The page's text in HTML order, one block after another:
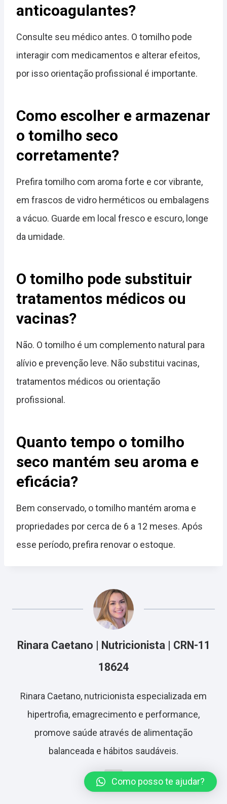
anticoagulantes?
Consulte seu médico antes. O tomilho pode
interagir com medicamentos e alterar efeitos,
por isso orientação profissional é importante.
Como escolher e armazenar
o tomilho seco
corretamente?
Prefira tomilho com aroma forte e cor vibrante,
em frascos de vidro herméticos ou embalagens
a vácuo. Guarde em local fresco e escuro, longe
da umidade.
O tomilho pode substituir
tratamentos médicos ou
vacinas?
Não. O tomilho é um complemento natural para
alívio e prevenção leve. Não substitui vacinas,
tratamentos médicos ou orientação
profissional.
Quanto tempo o tomilho
seco mantém seu aroma e
eficácia?
Bem conservado, o tomilho mantém aroma e
propriedades por cerca de 6 a 12 meses. Após
esse período, prefira renovar o estoque.
Rinara Caetano | Nutricionista | CRN-11
18624
Rinara Caetano, nutricionista especializada em
hipertrofia, emagrecimento e performance,
promove saúde através de alimentação
balanceada e hábitos saudáveis.
Como posso te ajudar?